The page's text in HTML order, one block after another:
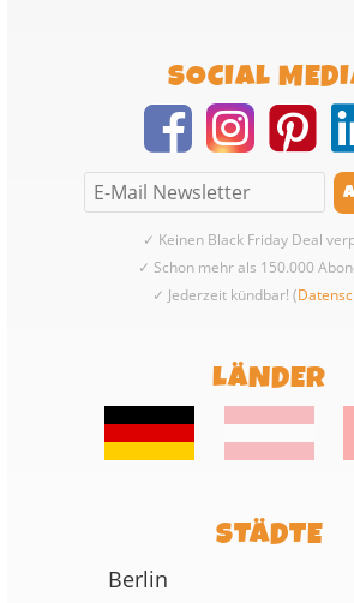
SOCIAL
✓ Keinen Black Friday Deal
✓ Schon mehr als 150.000
✓ Jederzeit kündbar! (
LÄNDER
STÄDTE
Berlin